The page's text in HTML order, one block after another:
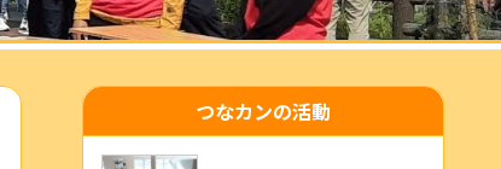
つなカンの活動